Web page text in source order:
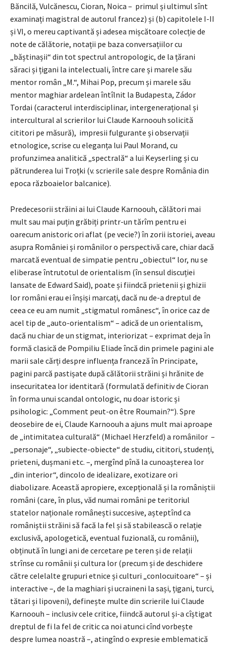
Băncilă, Vulcănescu, Cioran, Noica – primul și ultimul sînt
examinați magistral de autorul francez) și (b) capitolele I-II
și VI, o mereu captivantă și adesea mișcătoare colecție de
note de călătorie, notații pe baza conversațiilor cu
„băștinașii“ din tot spectrul antropologic, de la țărani
săraci și țigani la intelectuali, între care și marele său
mentor român „M.“, Mihai Pop, precum și marele său
mentor maghiar ardelean întîlnit la Budapesta, Zádor
Tordai (caracterul interdisciplinar, intergenerațional și
intercultural al scrierilor lui Claude Karnoouh solicită
cititori pe măsură), impresii fulgurante și observații
etnologice, scrise cu eleganța lui Paul Morand, cu
profunzimea analitică „spectrală“ a lui Keyserling și cu
pătrunderea lui Troțki (v. scrierile sale despre România din
epoca războaielor balcanice).
Predecesorii străini ai lui Claude Karnoouh, călători mai
mult sau mai puțin grăbiți printr-un tărîm pentru ei
oarecum anistoric ori aflat (pe vecie?) în zorii istoriei, aveau
asupra României și românilor o perspectivă care, chiar dacă
marcată eventual de simpatie pentru „obiectul“ lor, nu se
eliberase întrutotul de orientalism (în sensul discuției
lansate de Edward Said), poate și fiindcă prietenii și ghizii
lor români erau ei înșiși marcați, dacă nu de-a dreptul de
ceea ce eu am numit „stigmatul românesc“, în orice caz de
acel tip de „auto-orientalism“ – adică de un orientalism,
dacă nu chiar de un stigmat, interiorizat – exprimat deja în
formă clasică de Pompiliu Eliade încă din primele pagini ale
marii sale cărți despre influența franceză în Principate,
pagini parcă pastișate după călătorii străini și hrănite de
insecuritatea lor identitară (formulată definitiv de Cioran
în forma unui scandal ontologic, nu doar istoric și
psihologic: „Comment peut-on être Roumain?“). Spre
deosebire de ei, Claude Karnoouh a ajuns mult mai aproape
de „intimitatea culturală“ (Michael Herzfeld) a românilor –
„personaje“, „subiecte-obiecte“ de studiu, cititori, studenți,
prieteni, dușmani etc. –, mergînd pînă la cunoașterea lor
„din interior“, dincolo de idealizare, exotizare ori
diabolizare. Această apropiere, excepțională și la româniștii
români (care, în plus, văd numai români pe teritoriul
statelor naționale românești succesive, așteptînd ca
româniștii străini să facă la fel și să stabilească o relație
exclusivă, apologetică, eventual fuzională, cu românii),
obținută în lungi ani de cercetare pe teren și de relații
strînse cu românii și cultura lor (precum și de deschidere
către celelalte grupuri etnice și culturi „conlocuitoare“ – și
interactive –, de la maghiari și ucraineni la sași, țigani, turci,
tătari și lipoveni), definește multe din scrierile lui Claude
Karnoouh – inclusiv cele critice, fiindcă autorul și-a cîștigat
dreptul de fi la fel de critic ca noi atunci cînd vorbește
despre lumea noastră –, atingînd o expresie emblematică